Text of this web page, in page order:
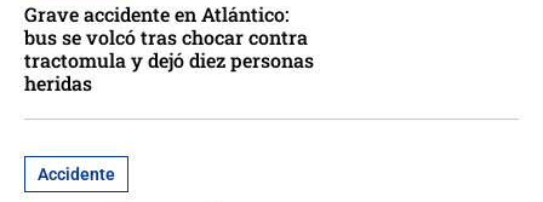
Grave accidente en Atlántico:
bus se volcó tras chocar contra
tractomula y dejó diez personas
heridas
Accidente